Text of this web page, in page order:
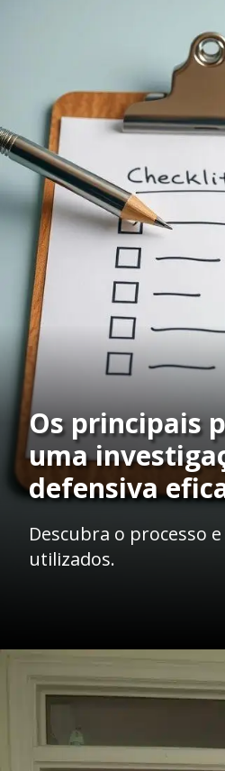
Os principais
uma
defensiva
Descubra o processo
utilizados.
Opening https://